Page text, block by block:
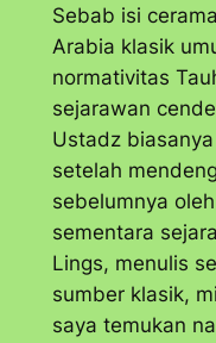
Sebab isi
Arabia klasik
normativitas
sejarawan
Ustadz
setelah
sebelumnya
sementara
Lings, menulis
sumber klasik,
saya temukan